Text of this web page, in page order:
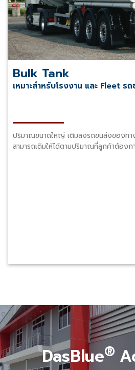
Bulk Tank
เหมาะสำหรับโรงงาน และ Fleet ร
ปริมาณขนาดใหญ่ เติมลงรถขนส่งของทา
สามารถเติมให้ได้ตามปริมาณที่ลูกค้าต้องก
DasBlue®